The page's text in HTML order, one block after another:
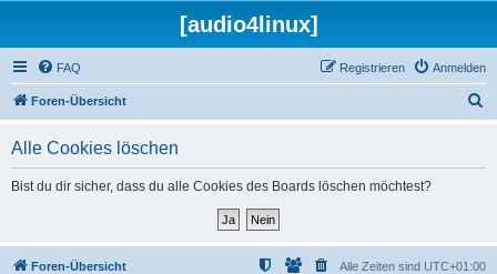
[audio4linux]
FAQ Anmelden
Registrieren
Foren-Übersicht
Alle Cookies löschen
Bist du dir sicher, dass du alle Cookies des Boards löschen möchtest?
Foren-Übersicht Alle Zeiten sind UTC+01:00